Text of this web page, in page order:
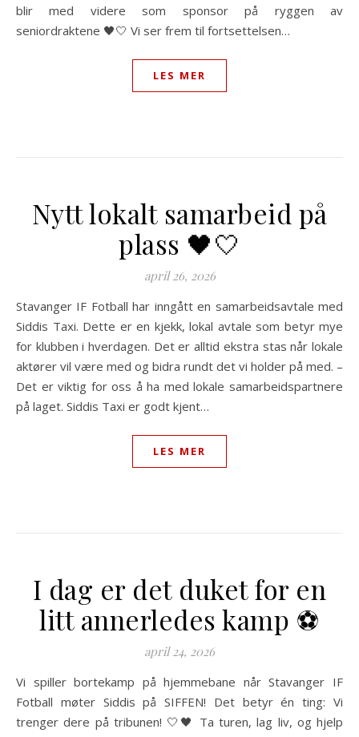
blir med videre som sponsor på ryggen av
seniordraktene 🖤🤍 Vi ser frem til fortsettelsen…
LES MER
Nytt lokalt samarbeid på
plass 🖤🤍
april 26, 2026
Stavanger IF Fotball har inngått en samarbeidsavtale med
Siddis Taxi. Dette er en kjekk, lokal avtale som betyr mye
for klubben i hverdagen. Det er alltid ekstra stas når lokale
aktører vil være med og bidra rundt det vi holder på med. –
Det er viktig for oss å ha med lokale samarbeidspartnere
på laget. Siddis Taxi er godt kjent…
LES MER
I dag er det duket for en
litt annerledes kamp ⚽️
april 24, 2026
Vi spiller bortekamp på hjemmebane når Stavanger IF
Fotball møter Siddis på SIFFEN! Det betyr én ting: Vi
trenger dere på tribunen! 🤍🖤 Ta turen, lag liv, og hjelp